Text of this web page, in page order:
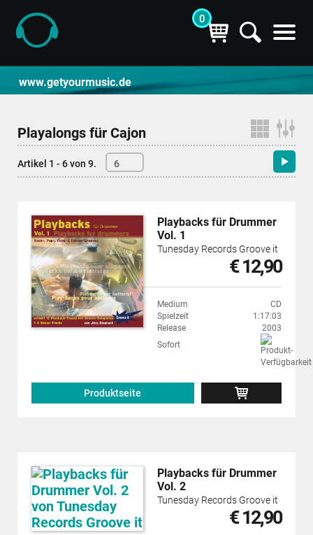
0
www.getyourmusic.de
Playalongs für Cajon
Artikel 1 - 6 von 9. 6
Playbacks für Drummer
Vol. 1
Tunesday Records Groove it
€ 12,90
Medium
CD
Spielzeit
1:17:03
Release
2003
Sofort
Produktseite
Playbacks für Drummer
Vol. 2
Tunesday Records Groove it
€ 12,90